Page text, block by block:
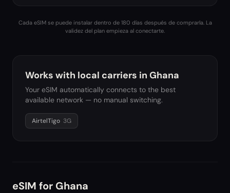
Cada eSIM se puede instalar dentro de 180 días después de comprarla. La
validez del plan empieza al conectarte.
Works with local carriers in Ghana
Your eSIM automatically connects to the best
available network — no manual switching.
AirtelTigo 3G
eSIM for Ghana